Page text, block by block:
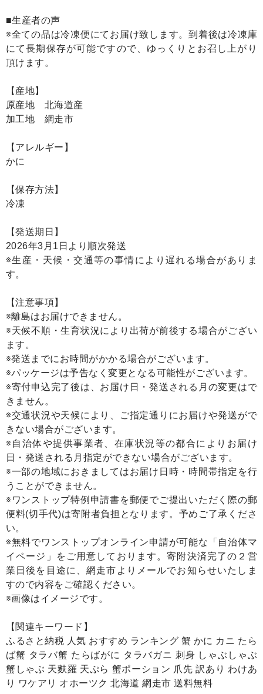
■生産者の声
※全ての品は冷凍便にてお届け致します。到着後は冷凍庫
にて長期保存が可能ですので、ゆっくりとお召し上がり
頂けます。
【産地】
原産地 北海道産
加工地 網走市
【アレルギー】
かに
【保存方法】
冷凍
【発送期日】
2026年3月1日より順次発送
※生産・天候・交通等の事情により遅れる場合がありま
す。
【注意事項】
※離島はお届けできません。
※天候不順・生育状況により出荷が前後する場合がござい
ます。
※発送までにお時間がかかる場合がございます。
※パッケージは予告なく変更となる可能性がございます。
※寄付申込完了後は、お届け日・発送される月の変更はで
きません。
※交通状況や天候により、ご指定通りにお届けや発送がで
きない場合がございます。
※自治体や提供事業者、在庫状況等の都合によりお届け
日・発送される月指定ができない場合がございます。
※一部の地域におきましてはお届け日時・時間帯指定を行
うことができません。
※ワンストップ特例申請書を郵便でご提出いただく際の郵
便料(切手代)は寄附者負担となります。予めご了承くださ
い。
※無料でワンストップオンライン申請が可能な「自治体マ
イページ」をご用意しております。寄附決済完了の２営
業日後を目途に、網走市よりメールでお知らせいたしま
すので内容をご確認ください。
※画像はイメージです。
【関連キーワード】
ふるさと納税 人気 おすすめ ランキング 蟹 かに カニ たら
ば蟹 タラバ蟹 たらばがに タラバガニ 刺身 しゃぶしゃぶ
蟹しゃぶ 天麩羅 天ぷら 蟹ポーション 爪先 訳あり わけあ
り ワケアリ オホーツク 北海道 網走市 送料無料